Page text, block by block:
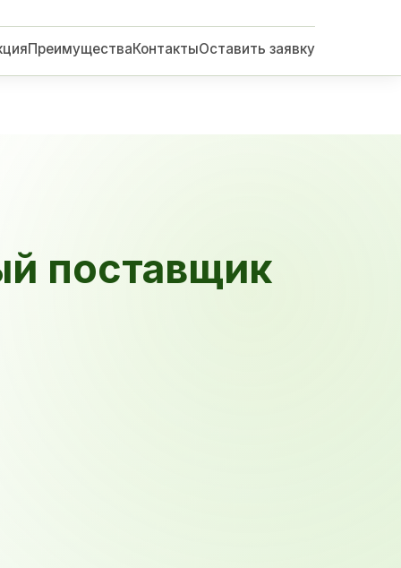
ПреимуществаКонтактыОставить заявку
поставщик